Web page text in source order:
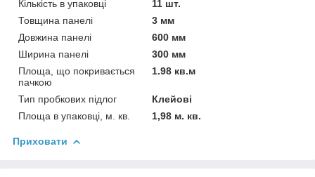
Кількість в упаковці
11 шт.
Товщина панелі
3 мм
Довжина панелі
600 мм
Ширина панелі
300 мм
Площа, що покривається
пачкою
1.98 кв.м
Тип пробкових підлог
Клейові
Площа в упаковці, м. кв.
1,98 м. кв.
Приховати